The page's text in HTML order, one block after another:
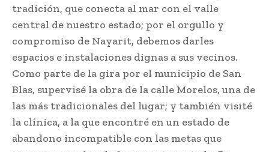
tradición, que conecta al mar con el valle
central de nuestro estado; por el orgullo y
compromiso de Nayarit, debemos darles
espacios e instalaciones dignas a sus vecinos.
Como parte de la gira por el municipio de San
Blas, supervisé la obra de la calle Morelos, una de
las más tradicionales del lugar; y también visité
la clínica, a la que encontré en un estado de
abandono incompatible con las metas que